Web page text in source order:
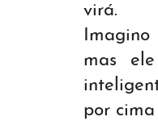
virá.
Imagino
mas
por cima